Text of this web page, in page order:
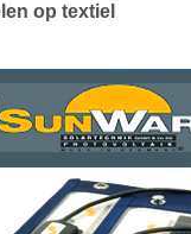
op textiel